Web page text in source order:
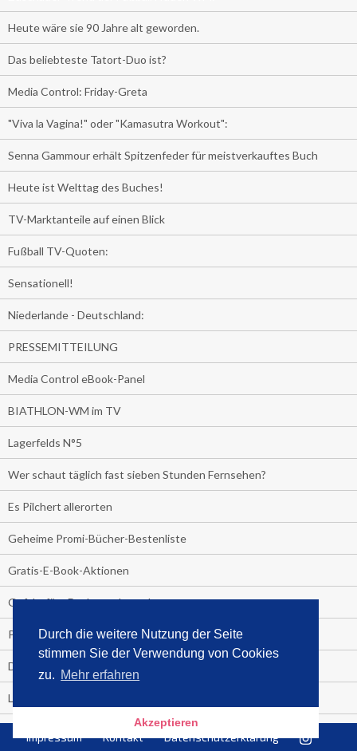
Durch die weitere Nutzung der Seite
stimmen Sie der Verwendung von Cookies
zu. Mehr erfahren
Akzeptieren
Heute wäre sie 90 Jahre alt geworden.
Das beliebteste Tatort-Duo ist?
Media Control: Friday-Greta
"Viva la Vagina!" oder "Kamasutra Workout":
Senna Gammour erhält Spitzenfeder für meistverkauftes Buch
Heute ist Welttag des Buches!
TV-Marktanteile auf einen Blick
Fußball TV-Quoten:
Sensationell!
Niederlande - Deutschland:
PRESSEMITTEILUNG
Media Control eBook-Panel
BIATHLON-WM im TV
Lagerfelds N°5
Wer schaut täglich fast sieben Stunden Fernsehen?
Es Pilchert allerorten
Geheime Promi-Bücher-Bestenliste
Gratis-E-Book-Aktionen
Gefahr fürs Dschungelcamp!
PRESSEMITTEILUNG
Deutschland im Handball-Fieber
Libri und Media Control verlängern Vertrag langfristig
Impressum Kontakt Datenschutzerklärung